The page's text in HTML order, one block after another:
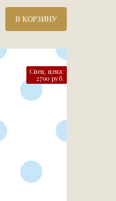
В КОРЗИНУ
Спец. цена:
2790 руб.